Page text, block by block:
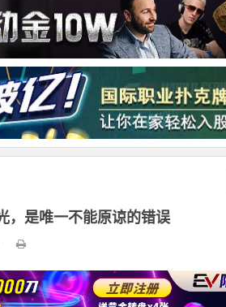
，是唯一不能原谅的错误